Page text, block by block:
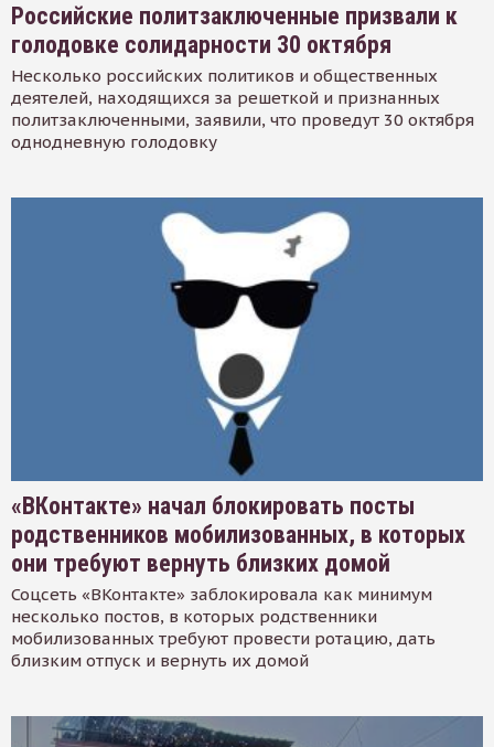
Российские политзаключенные призвали к
голодовке солидарности 30 октября
Несколько российских политиков и общественных
деятелей, находящихся за решеткой и признанных
политзаключенными, заявили, что проведут 30 октября
однодневную голодовку
«ВКонтакте» начал блокировать посты
родственников мобилизованных, в которых
они требуют вернуть близких домой
Соцсеть «ВКонтакте» заблокировала как минимум
несколько постов, в которых родственники
мобилизованных требуют провести ротацию, дать
близким отпуск и вернуть их домой